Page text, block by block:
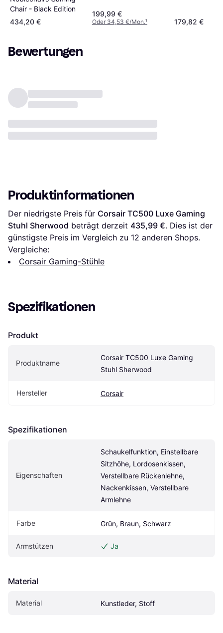
Chair - Black Edition
434,20 €
199,99 €
Oder 34,53 €/Mon.¹ 179,82 €
Bewertungen
Produktinformationen
Der niedrigste Preis für Corsair TC500 Luxe Gaming
Stuhl Sherwood beträgt derzeit 435,99 €. Dies ist der
günstigste Preis im Vergleich zu 12 anderen Shops.
Vergleiche:
Corsair Gaming-Stühle
Spezifikationen
Produkt
Produktname
Corsair TC500 Luxe Gaming
Stuhl Sherwood
Hersteller Corsair
Spezifikationen
Eigen­schaften
Schaukelfunktion, Einstellbare
Sitzhöhe, Lordosenkissen,
Verstellbare Rückenlehne,
Nackenkissen, Verstellbare
Armlehne
Farbe Grün, Braun, Schwarz
Armstützen Ja
Material
Material Kunstleder, Stoff